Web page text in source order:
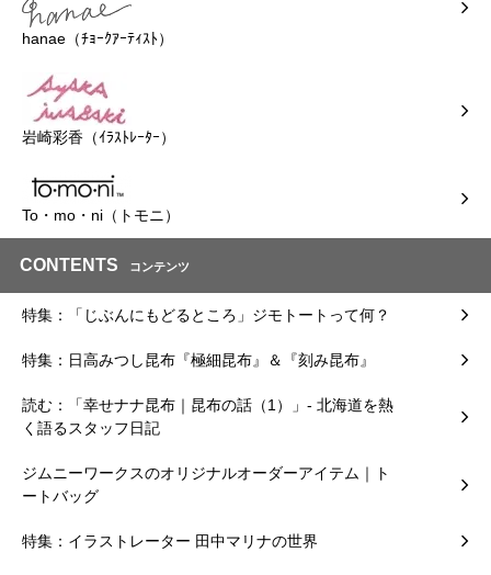
hanae（ﾁｮｰｸｱｰﾃｨｽﾄ）
岩崎彩香（ｲﾗｽﾄﾚｰﾀｰ）
To・mo・ni（トモニ）
CONTENTS コンテンツ
特集：「じぶんにもどるところ」ジモトートって何？
特集：日高みつし昆布『極細昆布』＆『刻み昆布』
読む：「幸せナナ昆布｜昆布の話（1）」- 北海道を熱
く語るスタッフ日記
ジムニーワークスのオリジナルオーダーアイテム｜ト
ートバッグ
特集：イラストレーター 田中マリナの世界